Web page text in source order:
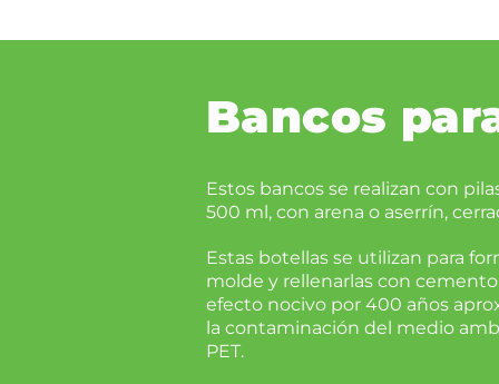
Bancos
Estos bancos se realizan con
500 ml, con arena o aserrín,
Estas botellas se utilizan para
molde y rellenarlas con
efecto nocivo por 400 años
la contaminación del medio
PET.